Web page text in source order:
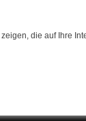
die auf Ihre